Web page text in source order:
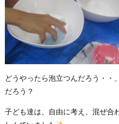
どうやったら泡立つんだろう・・
だろう？
子ども達は、自由に考え、混ぜ合